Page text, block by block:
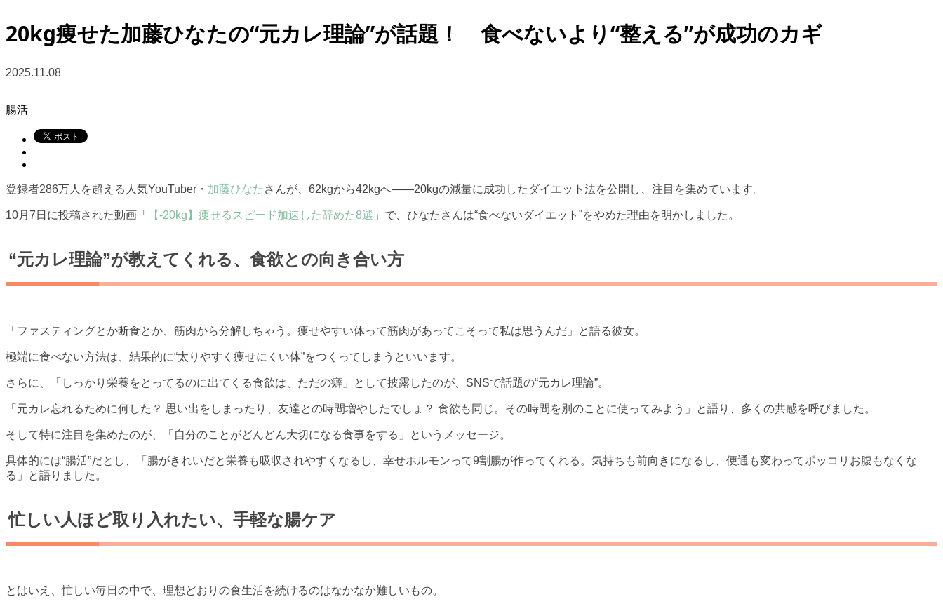
20kg痩せた加藤ひなたの“元カレ理論”が話題！ 食べないより“整える”が成功のカギ
2025.11.08
腸活
登録者286万人を超える人気YouTuber・ 加藤ひなた さんが、62kgから42kgへ——20kgの減量に成功したダイエット法を公開し、注目を集めています。
10月7日に投稿された動画「 【-20kg】痩せるスピード加速した辞めた8選 」で、ひなたさんは“食べないダイエット”をやめた理由を明かしました。
“元カレ理論”が教えてくれる、食欲との向き合い方
「ファスティングとか断食とか、筋肉から分解しちゃう。痩せやすい体って筋肉があってこそって私は思うんだ」と語る彼女。
極端に食べない方法は、結果的に“太りやすく痩せにくい体”をつくってしまうといいます。
さらに、「しっかり栄養をとってるのに出てくる食欲は、ただの癖」として披露したのが、SNSで話題の“元カレ理論”。
「元カレ忘れるために何した？ 思い出をしまったり、友達との時間増やしたでしょ？ 食欲も同じ。その時間を別のことに使ってみよう」と語り、多くの共感を呼びました。
そして特に注目を集めたのが、「自分のことがどんどん大切になる食事をする」というメッセージ。
具体的には“腸活”だとし、「腸がきれいだと栄養も吸収されやすくなるし、幸せホルモンって9割腸が作ってくれる。気持ちも前向きになるし、便通も変わってポッコリお腹もなくな
る」と語りました。
忙しい人ほど取り入れたい、手軽な腸ケア
とはいえ、忙しい毎日の中で、理想どおりの食生活を続けるのはなかなか難しいもの。